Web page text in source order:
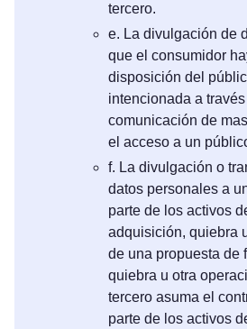
tercero.
e. La divulgación de
que el consumidor
disposición del
intencionada a
comunicación de
el acceso a un
f. La divulgación o
datos personales a
parte de los activos
adquisición, quiebra
de una propuesta de
quiebra u otra
tercero asuma el
parte de los activos